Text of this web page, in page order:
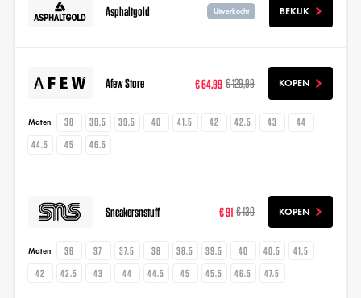
Asphaltgold Uitverkocht BEKIJK
Afew Store € 64,99 € 129,99 KOPEN
Maten 38 38.5 39.5 40 41.5 42 42.5 43
44
44.5
45 46.5
Sneakersnstuff € 91 € 130 KOPEN
Maten 36 37 37.5 38 38.5 39.5 40 40.5
41.5
42
42.5 43 44 44.5 45 45.5 46.5 47.5